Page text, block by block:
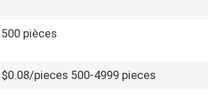
500 pièces
$0.08/pieces 500-4999 pieces